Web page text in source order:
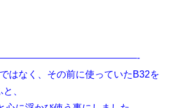
はなく、その前に使っていたB32を
、